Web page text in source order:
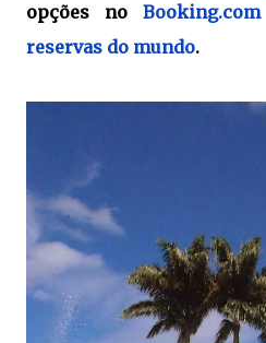
opções no
reservas do mundo.